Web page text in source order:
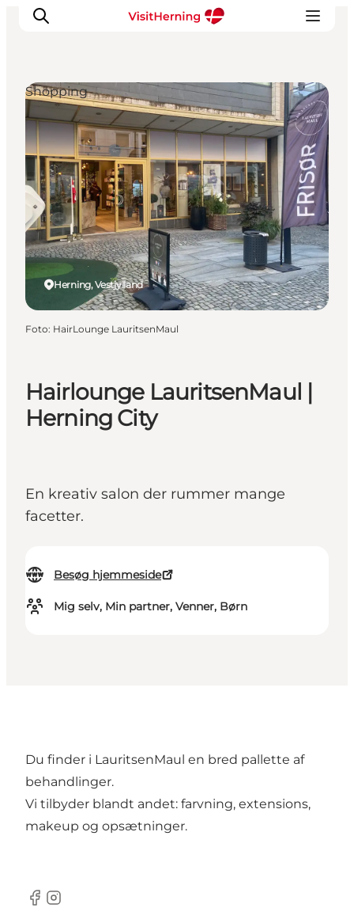
Det sker
Spis, drik og shop
Kunstlandet
Se og oplev
Find vej
Sov godt
Book overnatning
Hairlounge LauritsenMaul |
Herning City
En kreativ salon der rummer mange
facetter.
Besøg hjemmeside
Mig selv, Min partner, Venner, Børn
Herning, Vestjylland
Shopping
Foto: HairLounge LauritsenMaul
Du finder i LauritsenMaul en bred pallette af
behandlinger.
Vi tilbyder blandt andet: farvning, extensions,
makeup og opsætninger.
Facebook
Instagram